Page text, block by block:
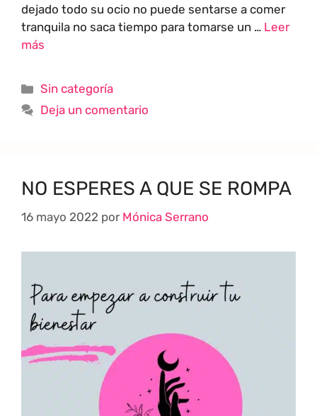
dejado todo su ocio no puede sentarse a comer
tranquila no saca tiempo para tomarse un … Leer
más
Sin categoría
Deja un comentario
NO ESPERES A QUE SE ROMPA
16 mayo 2022 por Mónica Serrano